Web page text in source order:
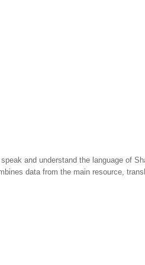
and understand the language of
data from the main resource,